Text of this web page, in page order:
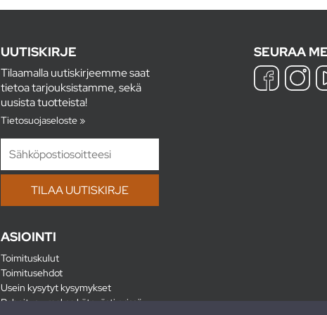
UUTISKIRJE
Tilaamalla uutiskirjeemme saat
tietoa tarjouksistamme, sekä
uusista tuotteista!
Tietosuojaseloste »
SEURAA
ASIOINTI
Toimituskulut
Toimitusehdot
Usein kysytyt kysymykset
Rahoitus - maksa kätevästi erissä